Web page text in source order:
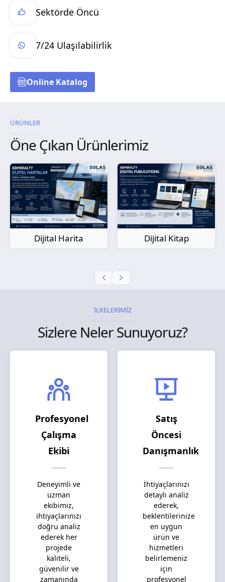
Sektörde Öncü
7/24 Ulaşılabilirlik
Online Katalog
ÜRÜNLER
Öne Çıkan Ürünlerimiz
Dijital Kitap
Kağıt Harita
İLKELERİMİZ
Sizlere Neler Sunuyoruz?
Profesyonel
Çalışma
Ekibi
Deneyimli ve
uzman
ekibimiz,
ihtiyaçlarınızı
doğru analiz
ederek her
projede
kaliteli,
güvenilir ve
zamanında
Satış
Öncesi
Danışmanlık
İhtiyaçlarınızı
detaylı analiz
ederek,
beklentilerinize
en uygun
ürün ve
hizmetleri
belirlemeniz
için
profesyonel